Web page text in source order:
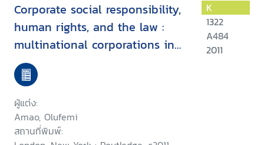
Corporate social responsibility,
human rights, and the law :
multinational corporations in
developing countries
ผู้แต่ง:
Amao, Olufemi
สถานที่พิมพ์:
K
1322
A484
2011